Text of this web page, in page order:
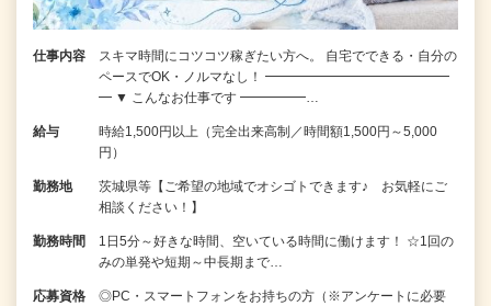
仕事内容
スキマ時間にコツコツ稼ぎたい方へ。 自宅でできる・自分の
ペースでOK・ノルマなし！ ━━━━━━━━━━━━━━
━ ▼ こんなお仕事です ━━━━━…
給与
時給1,500円以上（完全出来高制／時間額1,500円～5,000
円）
勤務地
茨城県等【ご希望の地域でオシゴトできます♪ お気軽にご
相談ください！】
勤務時間
1日5分～好きな時間、空いている時間に働けます！ ☆1回の
みの単発や短期～中長期まで…
応募資格
◎PC・スマートフォンをお持ちの方（※アンケートに必要